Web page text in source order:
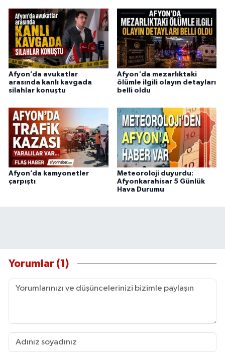
Afyon’da avukatlar
arasında kanlı kavgada
silahlar konuştu
Afyon'da mezarlıktaki
ölümle ilgili olayın detayları
belli oldu
Afyon’da kamyonetler
çarpıştı
Meteoroloji duyurdu:
Afyonkarahisar 5 Günlük
Hava Durumu
Yorumlar (1)